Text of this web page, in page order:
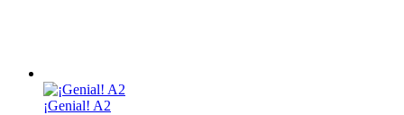
¡Genial! A2